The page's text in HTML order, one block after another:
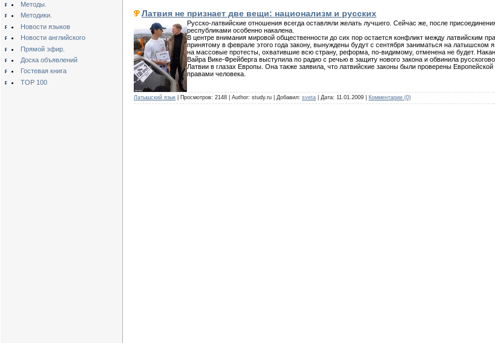
Методы.
Методики.
Новости языков
Новости английского
Прямой эфир.
Доска объявлений
Гостевая книга
TOP 100
Латвия не признает две вещи: национализм и русских
Русско-латвийские отношения всегда оставляли желать лучшего. Сейчас же, после
республиками особенно накалена.
В центре внимания мировой общественности до сих пор остается конфликт между латвийским
принятому в феврале этого года закону, вынуждены будут с сентября заниматься на
на массовые протесты, охватившие всю страну, реформа, по-видимому, отменена не будет.
Вайра Вике-Фрейберга выступила по радио с речью в защиту нового закона и обвинила
Латвии в глазах Европы. Она также заявила, что латвийские законы были проверены
правами человека.
Латышский язык | Просмотров: 2148 | Author: study.ru | Добавил: sveta | Дата: 11.01.2009 Комментарии (0)